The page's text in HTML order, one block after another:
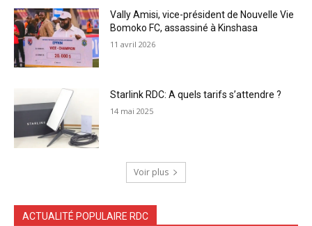
Vally Amisi, vice-président de Nouvelle Vie
Bomoko FC, assassiné à Kinshasa
11 avril 2026
Starlink RDC: A quels tarifs s’attendre ?
14 mai 2025
Voir plus
ACTUALITÉ POPULAIRE RDC